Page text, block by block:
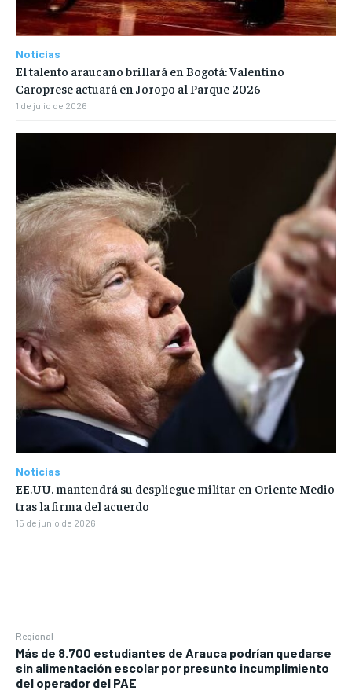
Regional
Más de 8.700 estudiantes de Arauca podrían quedarse
sin alimentación escolar por presunto incumplimiento
del operador del PAE
Noticias
El talento araucano brillará en Bogotá: Valentino
Caroprese actuará en Joropo al Parque 2026
1 de julio de 2026
Noticias
EE.UU. mantendrá su despliegue militar en Oriente Medio
tras la firma del acuerdo
15 de junio de 2026